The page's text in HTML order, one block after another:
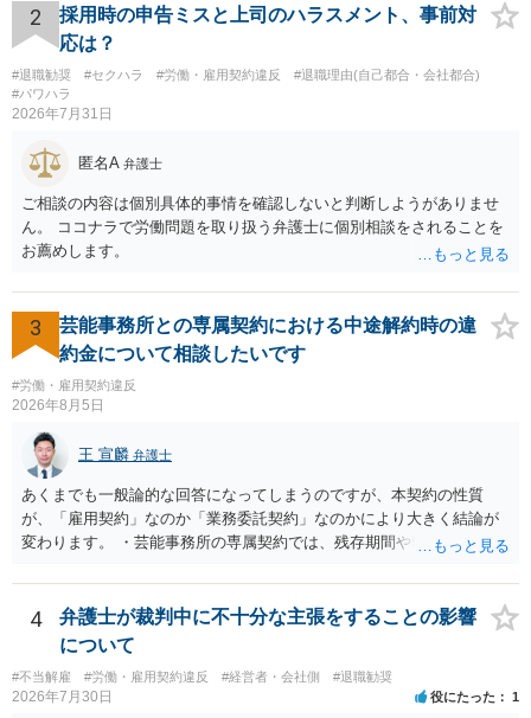
については、会社側に「部下の不正行為による情報漏洩」と正式に認
定させ、誤認した他部署への適切なフォローや周知を求めるのが有効
です。 あるいは、懲戒があったことを社内で周知される手続があるの
ならば、それにより軽微ながら回復はできるかもしれません。 さらに
個人としても、相手に対してプライバシー侵害等に基づく損害賠償
らない可能性があります。）。
2
採用時の申告ミスと上司のハラスメント、事前対
応は？
#退職勧奨 #セクハラ #労働・雇用契約違反
#退職理由(自己都合・会社都合)
#パワハラ
2026年7月31日
匿名A 弁護士
ご相談の内容は個別具体的事情を確認しないと判断しようがありませ
ん。 ココナラで労働問題を取り扱う弁護士に個別相談をされることを
お薦めします。
3
芸能事務所との専属契約における中途解約時の違
約金について相談したいです
#労働・雇用契約違反
2026年8月5日
王 宣麟 弁護士
あくまでも一般論的な回答になってしまうのですが、本契約の性質
が、「雇用契約」なのか「業務委託契約」なのかにより大きく結論が
変わります。 ・芸能事務所の専属契約では、残存期間や報酬額、投下
務上よくあるからといって当然に適法という意味ではなく、実際の損
害との対応関係や合理性が重要です。 ・違約金に上限がなくても、常
に有効になるわけではありません。契約が労働契約に近い実態なら労
基法16条で無効となる余地があり、そうでなくても、金額が事務所の
損害と比べて過大なら無効や減額が争点になります。 ・契約前の修正
交渉は一般的です。 交渉の方向としては、上限額を設ける、実損害ベ
4
弁護士が裁判中に不十分な主張をすることの影響
について
#不当解雇 #労働・雇用契約違反 #経営者・会社側 #退職勧奨
2026年7月30日 役にたった 1